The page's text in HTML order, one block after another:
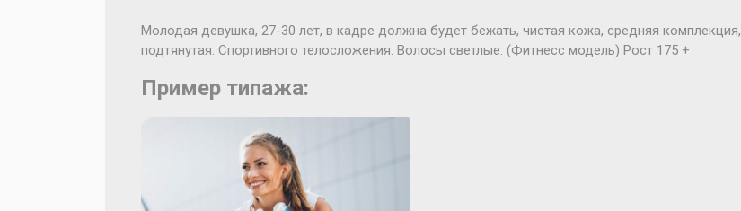
Молодая девушка, 27-30 лет, в кадре должна будет бежать, чистая кожа, средняя комплекция,
подтянутая. Спортивного телосложения. Волосы светлые. (Фитнесс модель) Рост 175 +
Пример типажа: